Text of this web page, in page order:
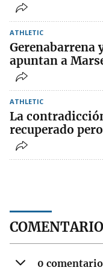
ATHLETIC
Gerenabarrena
apuntan a
ATHLETIC
La
recuperado
0